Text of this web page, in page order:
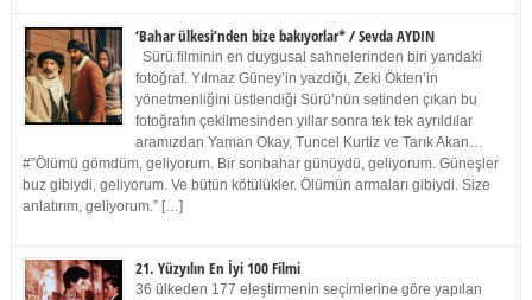
‘Bahar ülkesi’nden bize bakıyorlar* / Sevda AYDIN
Sürü filminin en duygusal sahnelerinden biri yandaki
fotoğraf. Yılmaz Güney’in yazdığı, Zeki Ökten’in
yönetmenliğini üstlendiği Sürü’nün setinden çıkan bu
fotoğrafın çekilmesinden yıllar sonra tek tek ayrıldılar
aramızdan Yaman Okay, Tuncel Kurtiz ve Tarık Akan…
#”Ölümü gömdüm, geliyorum. Bir sonbahar günüydü, geliyorum. Güneşler
buz gibiydi, geliyorum. Ve bütün kötülükler. Ölümün armaları gibiydi. Size
anlatırım, geliyorum.” […]
21. Yüzyılın En İyi 100 Filmi
36 ülkeden 177 eleştirmenin seçimlerine göre yapılan